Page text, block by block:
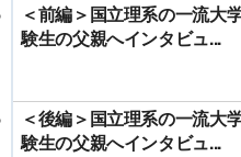
＜前編＞国立理系の一流大
験生の父親へインタビュ...
＜後編＞国立理系の一流大
験生の父親へインタビュ...